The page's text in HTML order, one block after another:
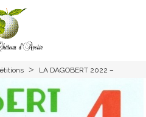
> LA DAGOBERT 2022 –
MARDI 08 NOVEMBRE
2022- SCRAMBLE A 4 –